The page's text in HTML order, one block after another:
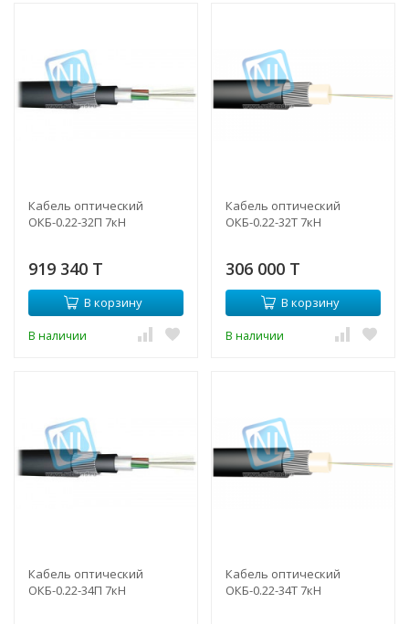
Кабель оптический
ОКБ-0.22-32П 7кН
919 340 T
В корзину
В наличии
Кабель оптический
ОКБ-0.22-32Т 7кН
306 000 T
В корзину
В наличии
Кабель оптический
ОКБ-0.22-34П 7кН
Кабель оптический
ОКБ-0.22-34Т 7кН